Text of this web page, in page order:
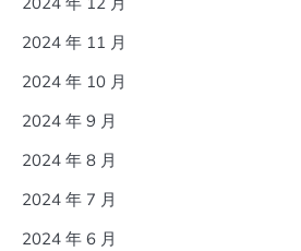
2024 年 11 月
2024 年 10 月
2024 年 9 月
2024 年 8 月
2024 年 7 月
2024 年 6 月